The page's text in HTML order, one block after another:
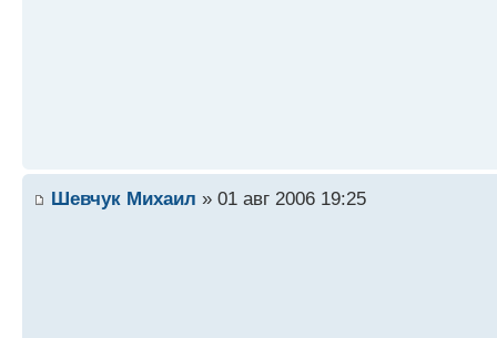
Шевчук Михаил » 01 авг 2006 19:25